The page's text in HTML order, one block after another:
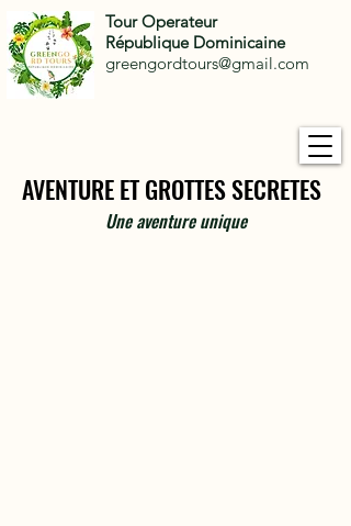
Tour Operateur
République Dominicaine
greengordtours@gmail.com
AVENTURE ET GROTTES SECRETES
AVENTURE ET GROTTES SECRETES
Une aventure unique